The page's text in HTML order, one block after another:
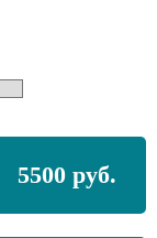
5500 руб.